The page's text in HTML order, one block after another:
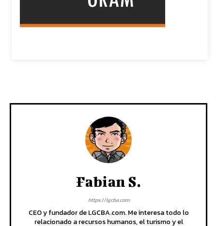
Fabian S.
https://lgcba.com
CEO y fundador de LGCBA.com. Me interesa todo lo
relacionado a recursos humanos, el turismo y el